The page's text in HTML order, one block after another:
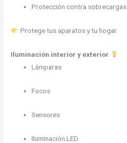
Protección contra sobrecargas
Protege tus aparatos y tu hogar.
Iluminación interior y exterior
Lámparas
Focos
Sensores
Iluminación LED